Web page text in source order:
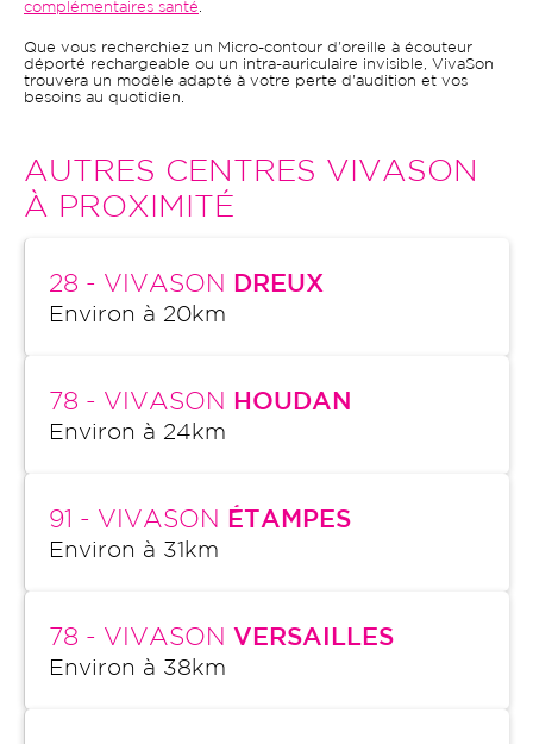
complémentaires santé.
Que vous recherchiez un Micro-contour d'oreille à écouteur
déporté rechargeable ou un intra-auriculaire invisible, VivaSon
trouvera un modèle adapté à votre perte d'audition et vos
besoins au quotidien.
AUTRES CENTRES VIVASON
À PROXIMITÉ
28 - VIVASON DREUX
Environ à 20km
78 - VIVASON HOUDAN
Environ à 24km
91 - VIVASON ÉTAMPES
Environ à 31 km
78 - VIVASON VERSAILLES
Environ à 38km